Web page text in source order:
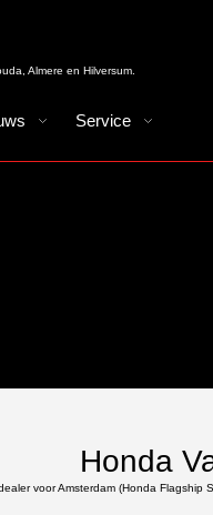
Almere en Hilversum.
Service
Honda
voor Amsterdam (Honda Flagship